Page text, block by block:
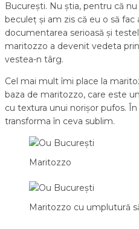
București. Nu știa, pentru că
beculeț și am zis că eu o să
documentarea serioasă și
maritozzo a devenit vedeta
vestea-n târg.
Cel mai mult îmi place la
baza de maritozzo, care este
cu textura unui norișor pufos.
transforma în ceva sublim.
Maritozzo
Maritozzo cu umplutură